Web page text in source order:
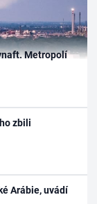
Metropolí
zbili
Arábie, uvádí